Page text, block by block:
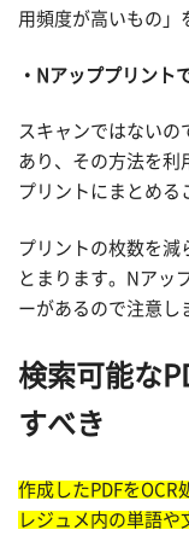
用頻度が高いもの」
Nアッププリント
スキャンではないの
あり、その方法を利
プリントにまとめる
プリントの枚数を減
とまります。Nアッ
ーがあるので注意し
検索可能な
すべき
作成したPDFをOCR
レジュメ内の単語や